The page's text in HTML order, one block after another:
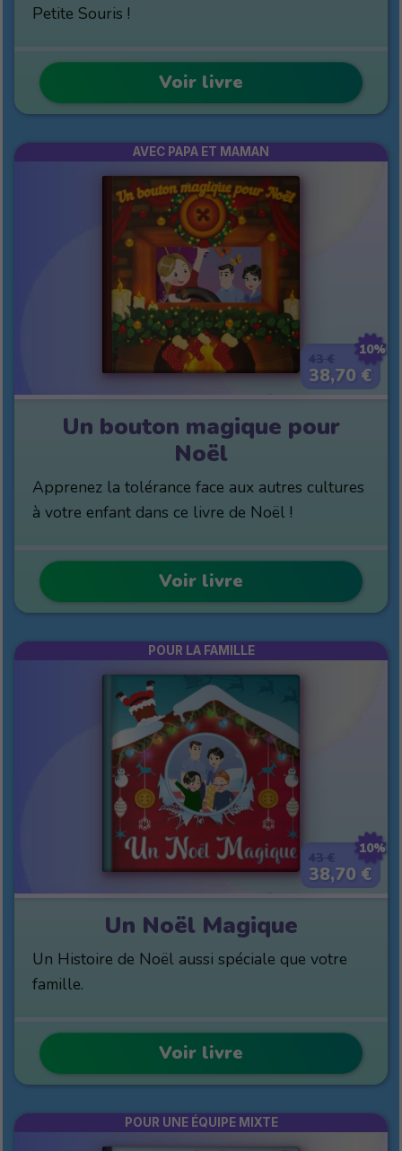
Petite Souris !
Voir livre
10%
38,70 €
AVEC PAPA ET MAMAN
Un bouton magique pour
Noël
Apprenez la tolérance face aux autres cultures
à votre enfant dans ce livre de Noël !
Voir livre
10%
38,70 €
POUR LA FAMILLE
Un Noël Magique
Un Histoire de Noël aussi spéciale que votre
famille.
Voir livre
POUR UNE ÉQUIPE MIXTE